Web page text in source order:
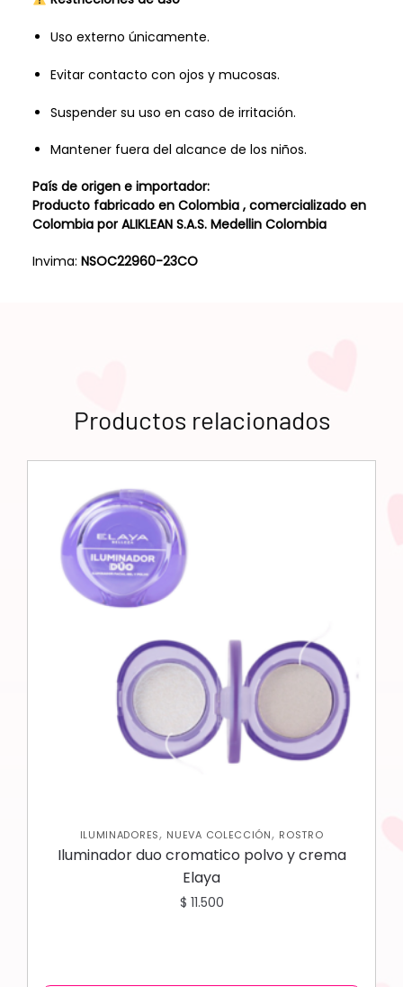
Uso externo únicamente.
Evitar contacto con ojos y mucosas.
Suspender su uso en caso de irritación.
Mantener fuera del alcance de los niños.
País de origen e importador:
Producto fabricado en Colombia , comercializado en
Colombia por ALIKLEAN S.A.S. Medellin Colombia
Invima: NSOC22960-23CO
Productos relacionados
ILUMINADORES, NUEVA COLECCIÓN, ROSTRO
Iluminador duo cromatico polvo y crema
Elaya
$ 11.500